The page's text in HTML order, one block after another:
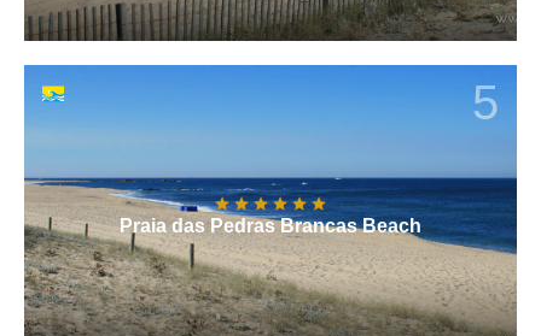
5
Praia das Pedras Brancas Beach